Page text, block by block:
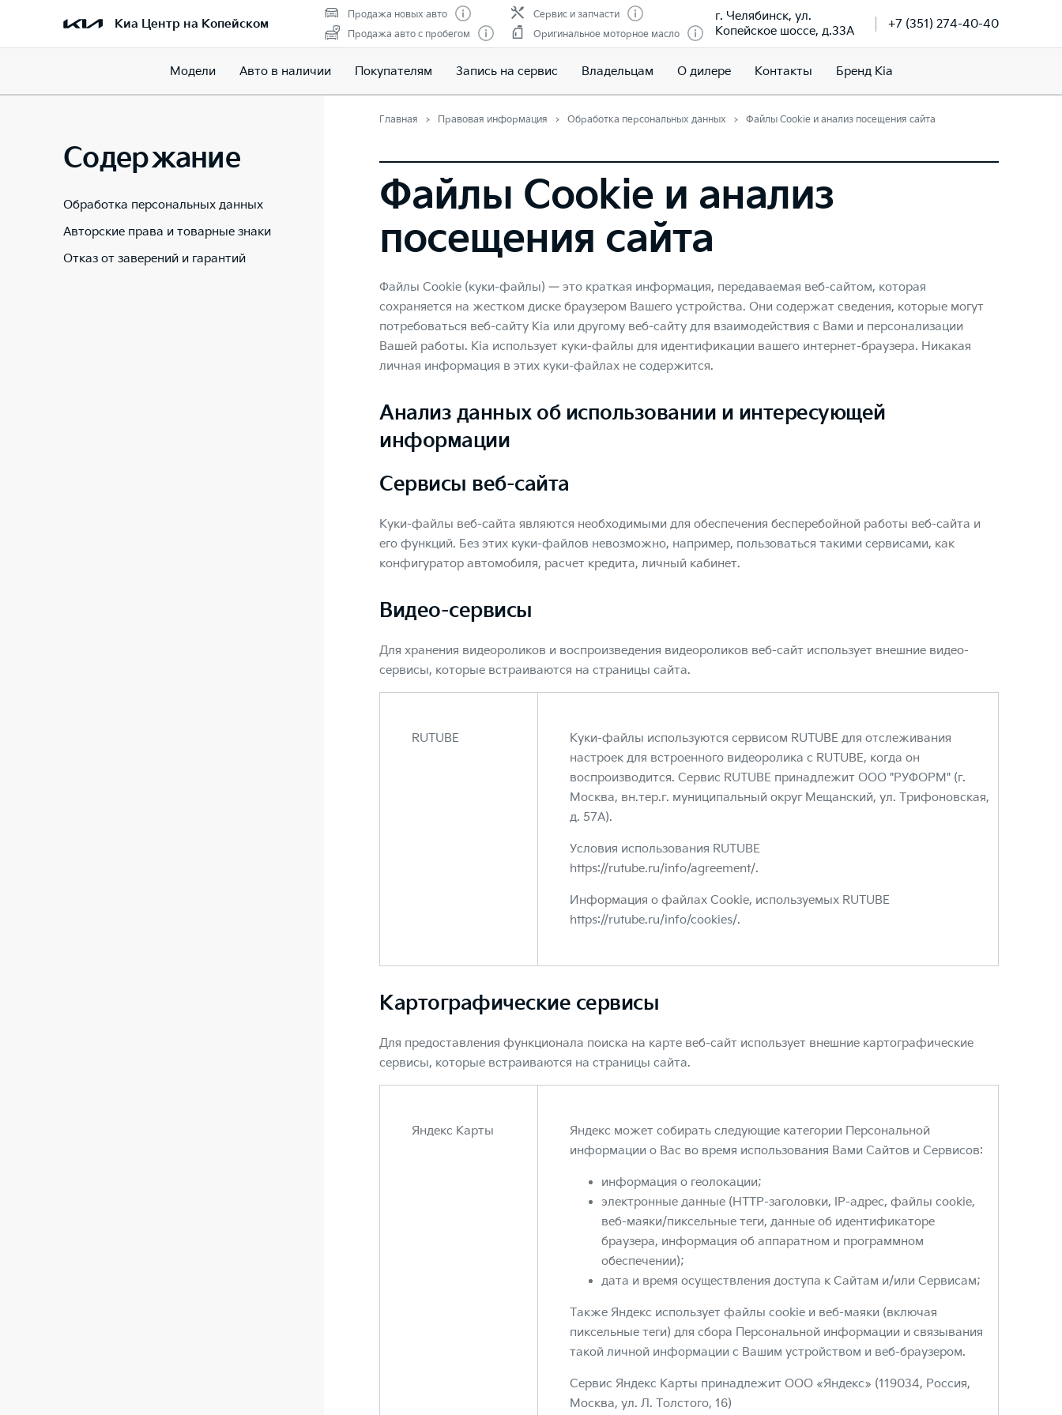
Киа Центр на Копейском
Продажа новых авто
Продажа авто с пробегом
Сервис и запчасти
Оригинальное моторное масло
г. Челябинск, ул.
Копейское шоссе, д.33А
+7 (351) 274-40-40
Модели Авто в наличии Покупателям Запись на сервис Владельцам О дилере Контакты Бренд Kia
Содержание
Обработка персональных данных
Авторские права и товарные знаки
Отказ от заверений и гарантий
Главная Правовая информация Обработка персональных данных Файлы Cookie и анализ посещения сайта
Файлы Cookie и анализ
посещения сайта
Файлы Cookie (куки-файлы) — это краткая информация, передаваемая веб-сайтом, которая
сохраняется на жестком диске браузером Вашего устройства. Они содержат сведения, которые могут
потребоваться веб-сайту Kia или другому веб-сайту для взаимодействия с Вами и персонализации
Вашей работы. Kia использует куки-файлы для идентификации вашего интернет-браузера. Никакая
личная информация в этих куки-файлах не содержится.
Анализ данных об использовании и интересующей
информации
Сервисы веб-сайта
Куки-файлы веб-сайта являются необходимыми для обеспечения бесперебойной работы веб-сайта и
его функций. Без этих куки-файлов невозможно, например, пользоваться такими сервисами, как
конфигуратор автомобиля, расчет кредита, личный кабинет.
Видео-сервисы
Для хранения видеороликов и воспроизведения видеороликов веб-сайт использует внешние видео-
сервисы, которые встраиваются на страницы сайта.
RUTUBE
Куки-файлы используются сервисом RUTUBE для отслеживания
настроек для встроенного видеоролика с RUTUBE, когда он
воспроизводится. Сервис RUTUBE принадлежит ООО "РУФОРМ" (г.
Москва, вн.тер.г. муниципальный округ Мещанский, ул. Трифоновская,
д. 57А).
Условия использования RUTUBE
https://rutube.ru/info/agreement/.
Информация о файлах Cookie, используемых RUTUBE
https://rutube.ru/info/cookies/.
Картографические сервисы
Для предоставления функционала поиска на карте веб-сайт использует внешние картографические
сервисы, которые встраиваются на страницы сайта.
Яндекс Карты
Яндекс может собирать следующие категории Персональной
информации о Вас во время использования Вами Сайтов и Сервисов:
информация о геолокации;
электронные данные (HTTP-заголовки, IP-адрес, файлы cookie,
веб-маяки/пиксельные теги, данные об идентификаторе
браузера, информация об аппаратном и программном
обеспечении);
дата и время осуществления доступа к Сайтам и/или Сервисам;
Также Яндекс использует файлы cookie и веб-маяки (включая
пиксельные теги) для сбора Персональной информации и связывания
такой личной информации с Вашим устройством и веб-браузером.
Сервис Яндекс Карты принадлежит ООО «Яндекс» (119034, Россия,
Москва, ул. Л. Толстого, 16)